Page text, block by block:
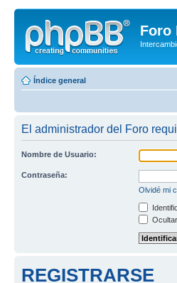
Foro
Índice general
El administrador del Foro
Nombre de Usuario:
Contraseña:
Olvidé mi
REGISTRARSE